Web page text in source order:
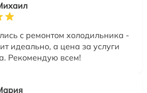
с ремонтом холодильника -
идеально, а цена за услуги
Рекомендую всем!